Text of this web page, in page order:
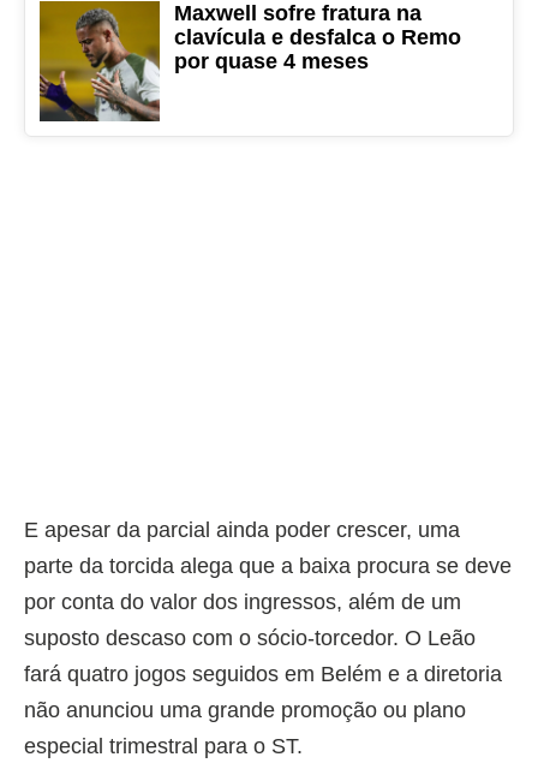
Maxwell sofre fratura na
clavícula e desfalca o Remo
por quase 4 meses
E apesar da parcial ainda poder crescer, uma
parte da torcida alega que a baixa procura se deve
por conta do valor dos ingressos, além de um
suposto descaso com o sócio-torcedor. O Leão
fará quatro jogos seguidos em Belém e a diretoria
não anunciou uma grande promoção ou plano
especial trimestral para o ST.